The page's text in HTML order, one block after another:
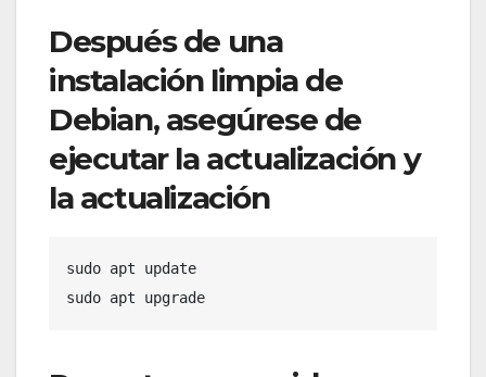
Después de una
instalación limpia de
Debian, asegúrese de
ejecutar la actualización y
la actualización
sudo apt update
sudo apt upgrade